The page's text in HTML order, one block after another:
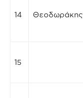
14 Θεοδωράκης
15